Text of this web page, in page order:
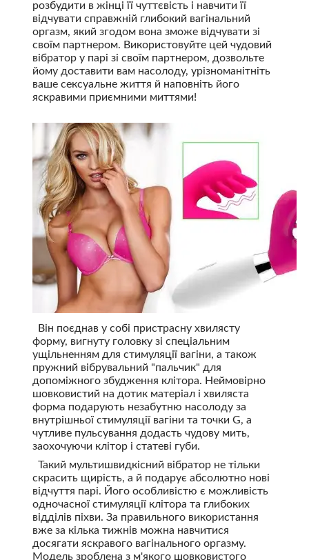
розбудити в жінці її чуттєвість і навчити її
відчувати справжній глибокий вагінальний
оргазм, який згодом вона зможе відчувати зі
своїм партнером. Використовуйте цей чудовий
вібратор у парі зі своїм партнером, дозвольте
йому доставити вам насолоду, урізноманітніть
ваше сексуальне життя й наповніть його
яскравими приємними миттями!
Він поєднав у собі пристрасну хвилясту
форму, вигнуту головку зі спеціальним
ущільненням для стимуляції вагіни, а також
пружний вібрувальний "пальчик" для
допоміжного збудження клітора. Неймовірно
шовковистий на дотик матеріал і хвиляста
форма подарують незабутню насолоду за
внутрішньої стимуляції вагіни та точки G, а
чутливе пульсування додасть чудову мить,
заохочуючи клітор і статеві губи.
Такий мультишвидкісний вібратор не тільки
скрасить щирість, а й подарує абсолютно нові
відчуття парі. Його особливістю є можливість
одночасної стимуляції клітора та глибоких
відділів піхви. За правильного використання
вже за кілька тижнів можна навчитися
досягати яскравого вагінального оргазму.
Модель зроблена з м'якого шовковистого